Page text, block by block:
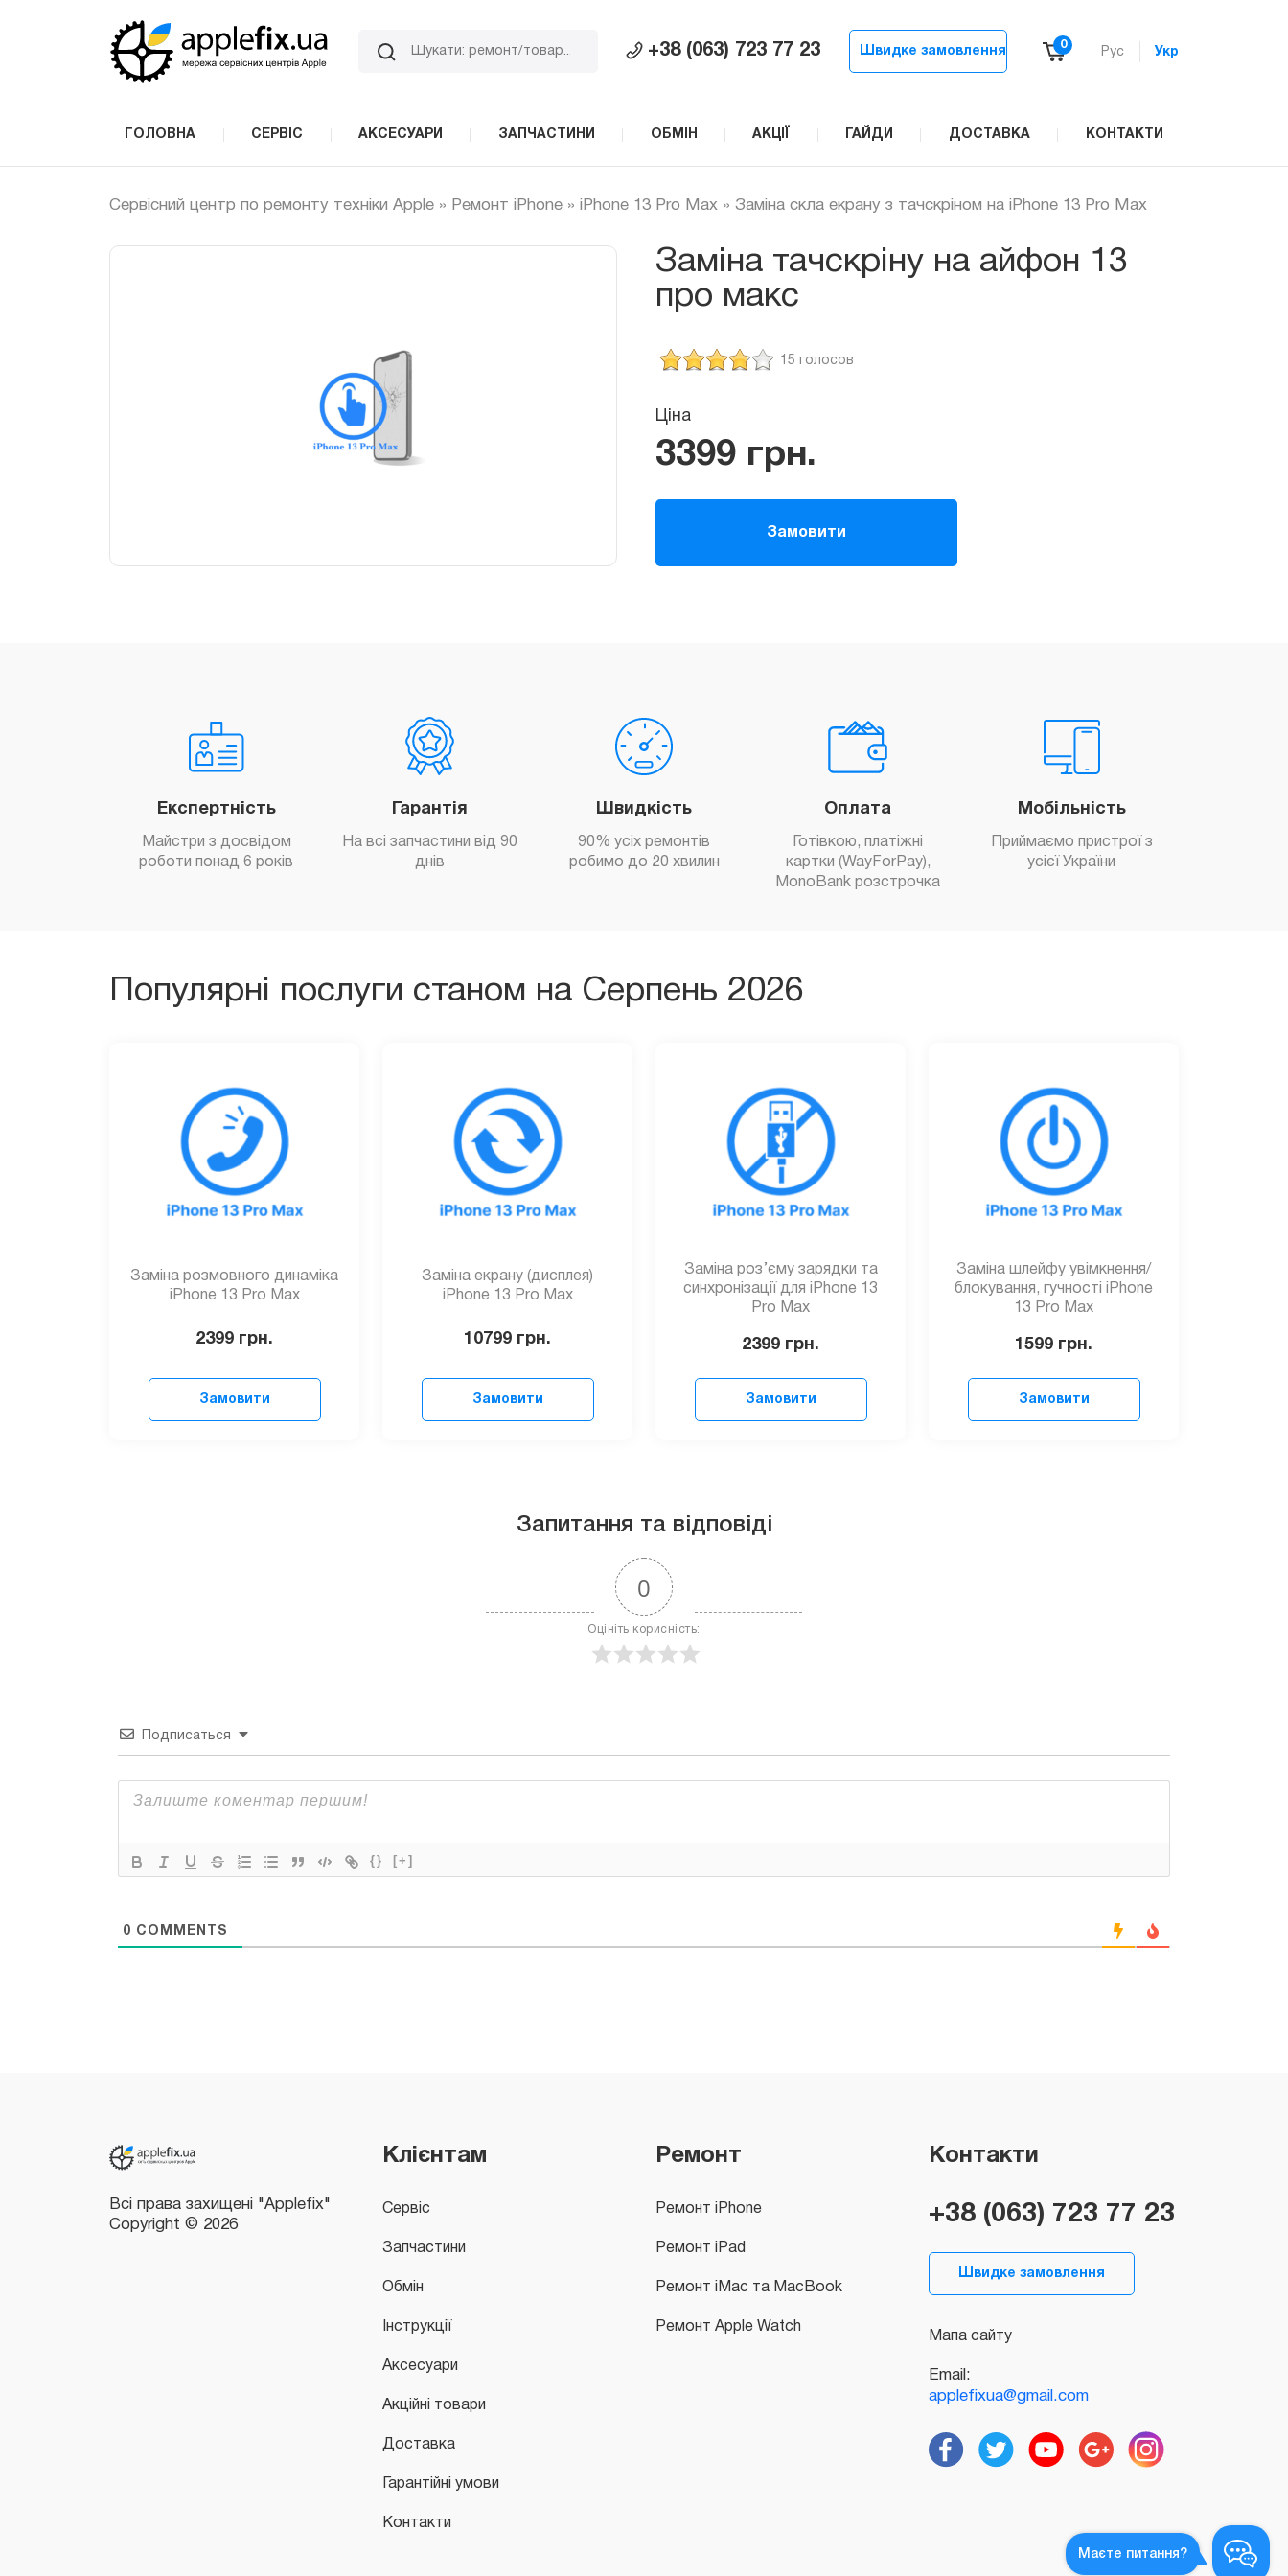
+38 (063) 723 77 23 Швидке замовлення
0
Рус Укр
ГОЛОВНА СЕРВІС АКСЕСУАРИ ЗАПЧАСТИНИ ОБМІН АКЦІЇ ГАЙДИ ДОСТАВКА КОНТАКТИ
Сервісний центр по ремонту техніки Apple » Ремонт iPhone » iPhone 13 Pro Max » Заміна скла екрану з тачскріном на iPhone 13 Pro Max
Заміна тачскріну на айфон 13
про макс
15 голосов
Ціна
3399грн.
Замовити
Експертність
Майстри з досвідом
роботи понад 6 років
Гарантія
На всі запчастини від 90
днів
Швидкість
90% усіх ремонтів
робимо до 20 хвилин
Оплата
Готівкою, платіжні
картки (WayForPay),
MonoBank розстрочка
Мобільність
Приймаємо пристрої з
усієї України
Популярні послуги станом на Серпень 2026
Заміна розмовного динаміка
iPhone 13 Pro Max
2399 грн.
Замовити
Заміна екрану (дисплея)
iPhone 13 Pro Max
10799 грн.
Замовити
Заміна роз’єму зарядки та
синхронізації для iPhone 13
Pro Max
2399 грн.
Замовити
Заміна шлейфу увімкнення/
блокування, гучності iPhone
13 Pro Max
1599 грн.
Замовити
Запитання та відповіді
0
Оцініть корисність:
Подписаться
{} [+]
0 COMMENTS
Клієнтам
Сервіс
Запчастини
Обмін
Інструкції
Аксесуари
Акційні товари
Доставка
Гарантійні умови
Контакти
Ремонт
Ремонт iPhone
Ремонт iPad
Ремонт iMac та MacBook
Ремонт Apple Watch
Контакти
+38 (063) 723 77 23
Швидке замовлення
Мапа сайту
Email:
applefixua@gmail.com